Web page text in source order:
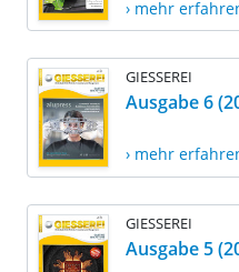
› mehr
GIESSEREI
Ausgabe 6
› mehr
GIESSEREI
Ausgabe 5